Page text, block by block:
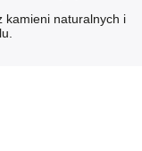
kamieni naturalnych i